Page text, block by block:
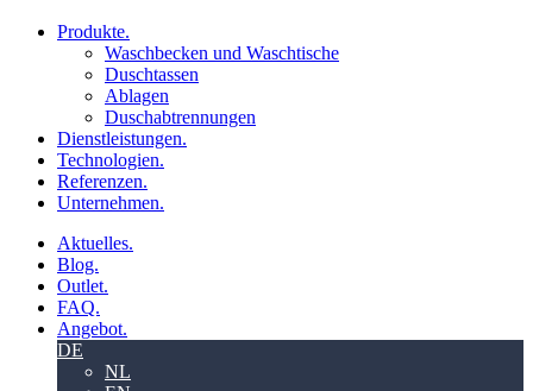
Produkte.
Waschbecken und Waschtische
Duschtassen
Ablagen
Duschabtrennungen
Dienstleistungen.
Technologien.
Referenzen.
Unternehmen.
Aktuelles.
Blog.
Outlet.
FAQ.
Angebot.
DE
NL